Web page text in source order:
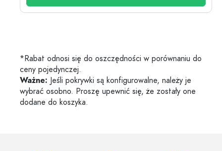
*Rabat odnosi się do oszczędności w porównaniu do
ceny pojedynczej.
Ważne: Jeśli pokrywki są konfigurowalne, należy je
wybrać osobno. Proszę upewnić się, że zostały one
dodane do koszyka.